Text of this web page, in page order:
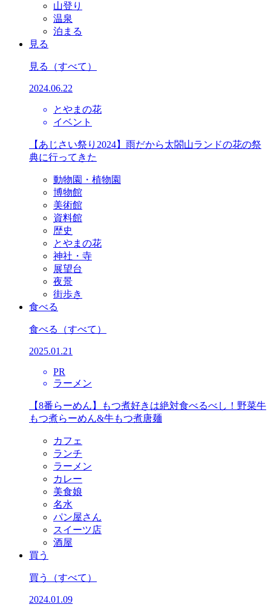
山登り
温泉
泊まる
見る
見る （すべて）
2024.06.22
とやまの花
イベント
【あじさい祭り2024】雨だから太閤山ランドの花の祭
典に行ってきた
動物園・植物園
博物館
美術館
資料館
歴史
とやまの花
神社・寺
展望台
夜景
街歩き
食べる
食べる （すべて）
2025.01.21
PR
ラーメン
【8番らーめん】もつ煮好きは絶対食べるべし！野菜牛
もつ煮らーめん&牛もつ煮唐麺
カフェ
ランチ
ラーメン
カレー
美食娘
名水
パン屋さん
スイーツ店
酒屋
買う
買う （すべて）
2024.01.09